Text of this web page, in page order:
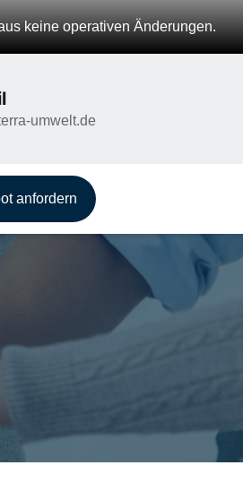
keine operativen Änderungen.
umwelt.de
anfordern